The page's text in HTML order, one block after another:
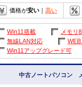
価格が安い 高い
Win11搭載 メモリ
無線LAN対応
Win11アップグレード可
中古ノートパソコン